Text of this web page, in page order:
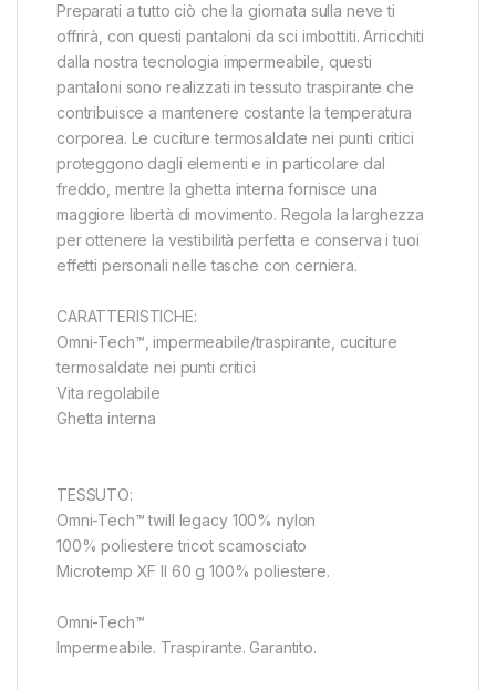
Preparati a tutto ciò che la giornata sulla neve ti
offrirà, con questi pantaloni da sci imbottiti. Arricchiti
dalla nostra tecnologia impermeabile, questi
pantaloni sono realizzati in tessuto traspirante che
contribuisce a mantenere costante la temperatura
corporea. Le cuciture termosaldate nei punti critici
proteggono dagli elementi e in particolare dal
freddo, mentre la ghetta interna fornisce una
maggiore libertà di movimento. Regola la larghezza
per ottenere la vestibilità perfetta e conserva i tuoi
effetti personali nelle tasche con cerniera.
CARATTERISTICHE:
Omni-Tech™, impermeabile/traspirante, cuciture
termosaldate nei punti critici
Vita regolabile
Ghetta interna
TESSUTO:
Omni-Tech™ twill legacy 100% nylon
100% poliestere tricot scamosciato
Microtemp XF II 60 g 100% poliestere.
Omni-Tech™
Impermeabile. Traspirante. Garantito.